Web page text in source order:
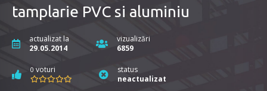
tamplarie PVC si aluminiu
actualizat la
29.05.2014
vizualizări
6859
0 voturi
status
neactualizat